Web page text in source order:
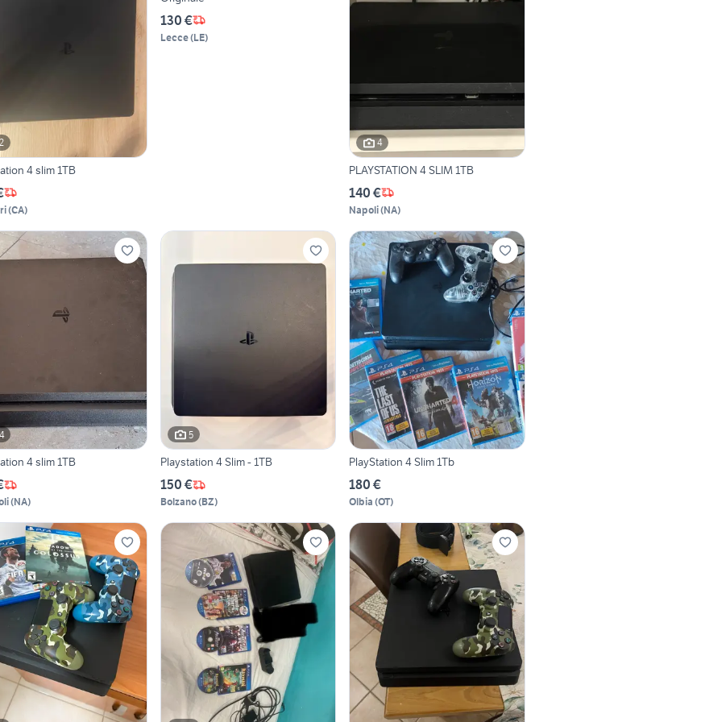
2
4 slim 1TB
(CA)
130 €
Lecce(LE)
4
PLAYSTATION 4 SLIM 1TB
140 €
Napoli(NA)
4
4 slim 1TB
(NA)
5
Playstation 4 Slim - 1TB
150 €
Bolzano(BZ)
PlayStation 4 Slim 1Tb
180 €
Olbia (OT)